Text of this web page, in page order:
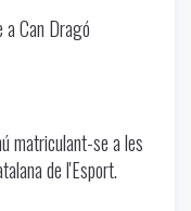
a Can Dragó
matriculant-se a les
de l'Esport.